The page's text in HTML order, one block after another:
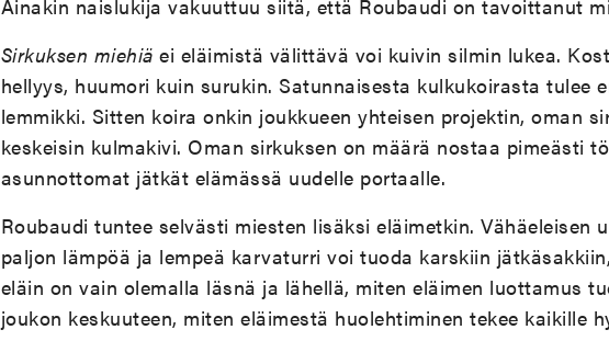
Ainakin naislukija vakuuttuu siitä, että Roubaudi on tavoittanut
Sirkuksen miehiä ei eläimistä välittävä voi kuivin silmin lukea.
hellyys, huumori kuin surukin. Satunnaisesta kulkukoirasta tulee
lemmikki. Sitten koira onkin joukkueen yhteisen projektin, oman
keskeisin kulmakivi. Oman sirkuksen on määrä nostaa pimeästi
asunnottomat jätkät elämässä uudelle portaalle.
Roubaudi tuntee selvästi miesten lisäksi eläimetkin. Vähäeleisen
paljon lämpöä ja lempeä karvaturri voi tuoda karskiin
eläin on vain olemalla läsnä ja lähellä, miten eläimen luottamus
joukon keskuuteen, miten eläimestä huolehtiminen tekee kaikille